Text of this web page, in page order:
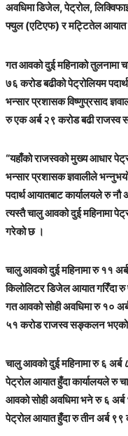
अवधिमा डिजेल, पेट्रोल,
फ्युल (एटिएफ) र मट्टितेल आयात
गत आवको दुई महिनाको तुलनामा
७६ करोड बढीको पेट्रोलियम
भन्सार प्रशासक विष्णुप्रसाद
रु एक अर्ब २९ करोड बढी
“यहाँको राजस्वको मुख्य आधार
भन्सार प्रशासक ज्ञवालीले
पदार्थ आयातबाट कार्यालयले रु
त्यस्तै चालु आवको दुई महिनामा
गरेको छ ।
चालु आवको दुई महिनामा रु ११
किलोलिटर डिजेल आयात गरिँदा
गत आवको सोही अवधिमा रु १०
५१ करोड राजस्व सङ्कलन भएको
चालु आवको दुई महिनामा रु ६
पेट्रोल आयात हुँदा कार्यालयले
आवको सोही अवधिमा भने रु ६
पेट्रोल आयात हुँदा रु तीन अर्ब